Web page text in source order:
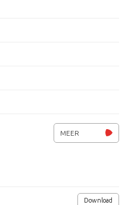
MEER
Download